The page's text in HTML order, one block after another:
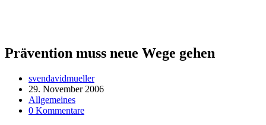
Prävention muss neue Wege gehen
Beitrags-
Autor:
svendavidmueller
Beitrag
veröffentlicht:
29. November 2006
Beitrags-
Kategorie:
Allgemeines
Beitrags-
0 Kommentare